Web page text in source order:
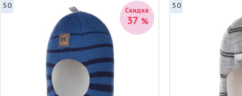
Скидка
37 %
50 50